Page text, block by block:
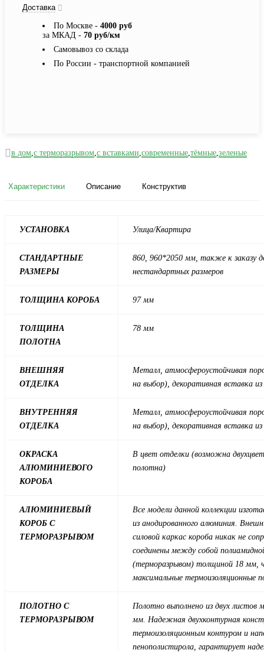
Доставка
По Москве - 4000 руб
за МКАД - 70 руб/км
Самовывоз со склада
По России - транспортной компанией
в дом,с терморазрывом,с вставками,современные,тёмные,зеленые
Характеристики Описание Конструктив
УСТАНОВКА Улица/Квартира
СТАНДАРТНЫЕ
РАЗМЕРЫ
860, 960*2050 мм, также к заказу
нестандартных размеров
ТОЛЩИНА КОРОБА 97 мм
ТОЛЩИНА
ПОЛОТНА
78 мм
ВНЕШНЯЯ
ОТДЕЛКА
Металл, атмосфероустойчивая
на выбор), декоративная вставка
ВНУТРЕННЯЯ
ОТДЕЛКА
Металл, атмосфероустойчивая
на выбор), декоративная вставка
ОКРАСКА
АЛЮМИНИЕВОГО
КОРОБА
В цвет отделки (возможна
полотна)
АЛЮМИНИЕВЫЙ
КОРОБ С
ТЕРМОРАЗРЫВОМ
Все модели данной коллекции
из анодированного алюминия.
силовой каркас короба никак не
соединены между собой
(терморазрывом) толщиной 18 мм,
максимальные термоизоляционные
ПОЛОТНО С
ТЕРМОРАЗРЫВОМ
Полотно выполнено из двух листов
мм. Надежная двухконтурная
термоизоляционным контуром и
пенополистирола, гарантирует